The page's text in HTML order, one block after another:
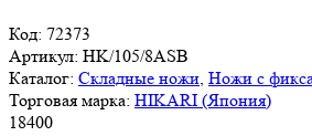
Код: 72373
Артикул: HK/105/8ASB
Каталог: Складные ножи Ножи с
Торговая марка: HIKARI (Япония)
18400